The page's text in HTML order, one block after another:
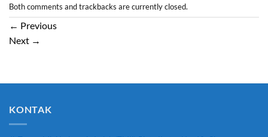
Both comments and trackbacks are currently closed.
← Previous
Next →
KONTAK